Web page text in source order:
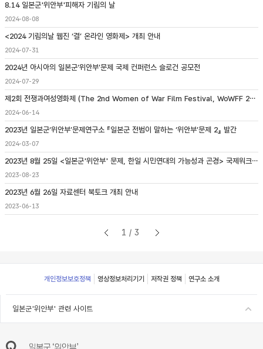
8.14 일본군'위안부'피해자 기림의 날
2024-08-08
<2024 기림의날 웹진 ‘결’ 온라인 영화제> 개최 안내
2024-07-31
2024년 아시아의 일본군‘위안부’문제 국제 컨퍼런스 슬로건 공모전
2024-07-29
제2회 전쟁과여성영화제 (The 2nd Women of War Film Festival, WoWFF 2024) 개최 안내
2024-06-14
2023년 일본군‘위안부’문제연구소 『일본군 전범이 말하는 ‘위안부’문제 2』 발간
2024-03-07
2023년 8월 25일 <일본군'위안부' 문제, 한일 시민연대의 가능성과 곤경> 국제워크숍 개최
2023-08-23
2023년 6월 26일 자료센터 북토크 개최 안내
2023-06-13
1/3
Footer
개인정보보호정책 영상정보처리기기 저작권 정책 연구소 소개
일본군'위안부' 관련 사이트